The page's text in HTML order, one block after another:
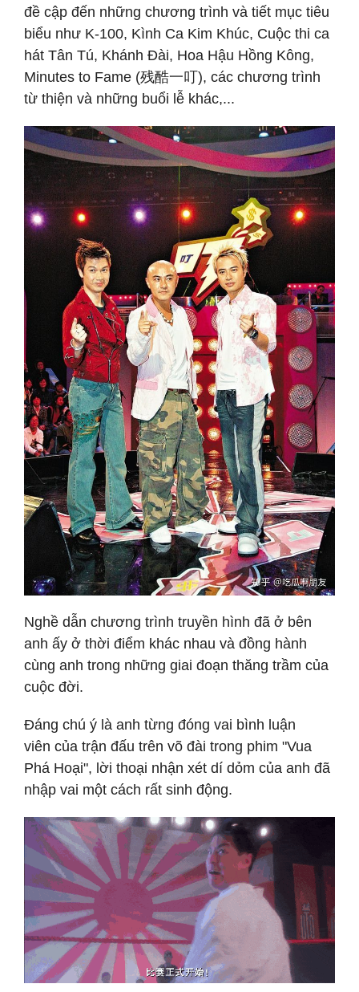
đề cập đến những chương trình và tiết mục tiêu
biểu như K-100, Kình Ca Kim Khúc, Cuộc thi ca
hát Tân Tú, Khánh Đài, Hoa Hậu Hồng Kông,
Minutes to Fame (残酷一叮), các chương trình
từ thiện và những buổi lễ khác,...
Nghề dẫn chương trình truyền hình đã ở bên
anh ấy ở thời điểm khác nhau và đồng hành
cùng anh trong những giai đoạn thăng trầm của
cuộc đời.
Đáng chú ý là anh từng đóng vai bình luận
viên của trận đấu trên võ đài trong phim "Vua
Phá Hoại", lời thoại nhận xét dí dỏm của anh đã
nhập vai một cách rất sinh động.